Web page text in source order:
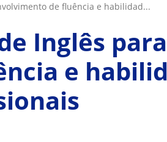
de fluência e habilidad...
Inglês
e